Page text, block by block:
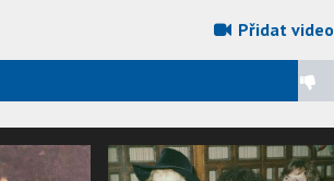
Přidat video